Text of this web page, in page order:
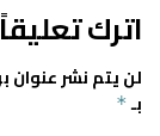
اترك تعليقاً
لن يتم نشر عنوان
بـ *